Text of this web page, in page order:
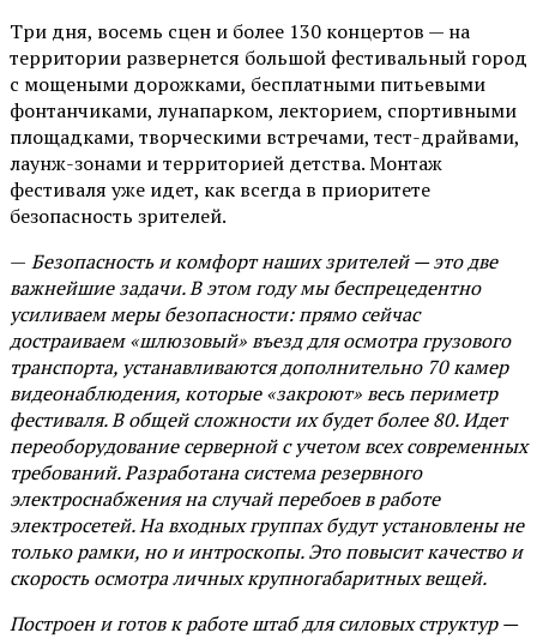
Три дня, восемь сцен и более 130 концертов — на
территории развернется большой фестивальный город
с мощеными дорожками, бесплатными питьевыми
фонтанчиками, лунапарком, лекторием, спортивными
площадками, творческими встречами, тест-драйвами,
лаунж-зонами и территорией детства. Монтаж
фестиваля уже идет, как всегда в приоритете
безопасность зрителей.
— Безопасность и комфорт наших зрителей — это две
важнейшие задачи. В этом году мы беспрецедентно
усиливаем меры безопасности: прямо сейчас
достраиваем «шлюзовый» въезд для осмотра грузового
транспорта, устанавливаются дополнительно 70 камер
видеонаблюдения, которые «закроют» весь периметр
фестиваля. В общей сложности их будет более 80. Идет
переоборудование серверной с учетом всех современных
требований. Разработана система резервного
электроснабжения на случай перебоев в работе
электросетей. На входных группах будут установлены не
только рамки, но и интроскопы. Это повысит качество и
скорость осмотра личных крупногабаритных вещей.
Построен и готов к работе штаб для силовых структур —